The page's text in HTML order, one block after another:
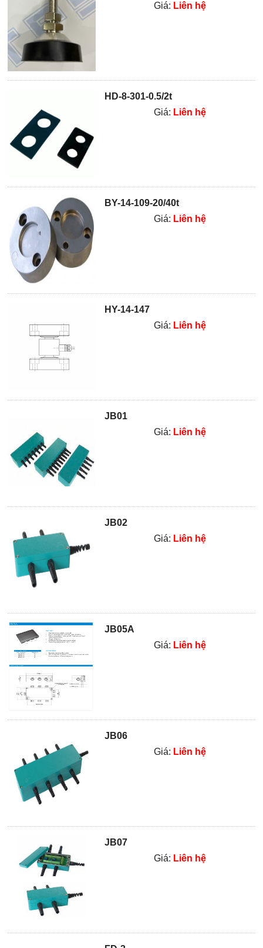
Giá: Liên hệ
HD-8-301-0.5/2t
Giá: Liên hệ
BY-14-109-20/40t
Giá: Liên hệ
HY-14-147
Giá: Liên hệ
JB01
Giá: Liên hệ
JB02
Giá: Liên hệ
JB05A
Giá: Liên hệ
JB06
Giá: Liên hệ
JB07
Giá: Liên hệ